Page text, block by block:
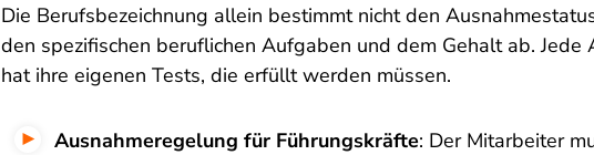
Die Berufsbezeichnung allein bestimmt nicht den
den spezifischen beruflichen Aufgaben und dem Gehalt ab. Jede
hat ihre eigenen Tests, die erfüllt werden müssen.
Ausnahmeregelung für Führungskräfte: Der Mitarbeiter